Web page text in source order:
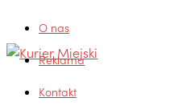
O nas
Reklama
Kontakt